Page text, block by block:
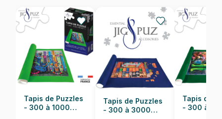
EAN 625012451406
Nombre de pièces 500 pièces
Dimensions 67 x 48 cm
Tapis de Puzzles
- 300 à 1000
Tapis de Puzzles
- 300 à 3000
Tapis de
- 300 à